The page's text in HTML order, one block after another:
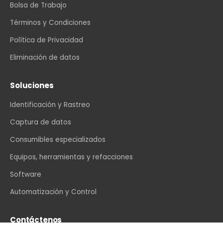
Bolsa de Trabajo
Términos y Condiciones
Política de Privacidad
Eliminación de datos
Soluciones
Identificación y Rastreo
Captura de datos
Consumibles especializados
Equipos, herramientas y refacciones
Software
Automatización y Control
Contáctenos